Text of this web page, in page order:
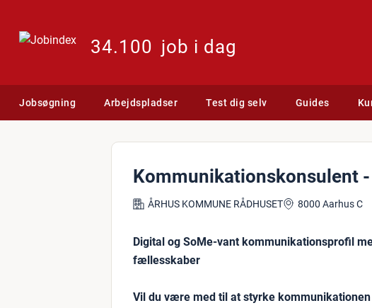
34.100 job i dag
Jobsøgning Arbejdspladser Test dig selv Guides
Kommunikationskonsulent
ÅRHUS KOMMUNE RÅDHUSET 8000 Aarhus C
Digital og SoMe-vant kommunikationsprofil
fællesskaber
Vil du være med til at styrke